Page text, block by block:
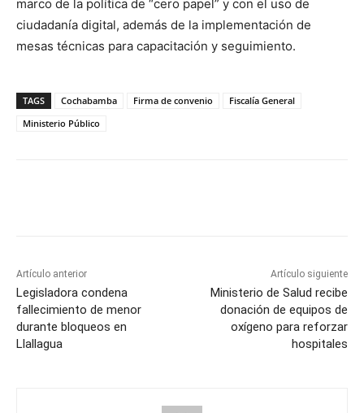
marco de la política de “cero papel” y con el uso de
ciudadanía digital, además de la implementación de
mesas técnicas para capacitación y seguimiento.
TAGS Cochabamba Firma de convenio
Fiscalía General
Ministerio Público
Artículo anterior
Legisladora condena
fallecimiento de menor
durante bloqueos en
Llallagua
Artículo siguiente
Ministerio de Salud recibe
donación de equipos de
oxígeno para reforzar
hospitales